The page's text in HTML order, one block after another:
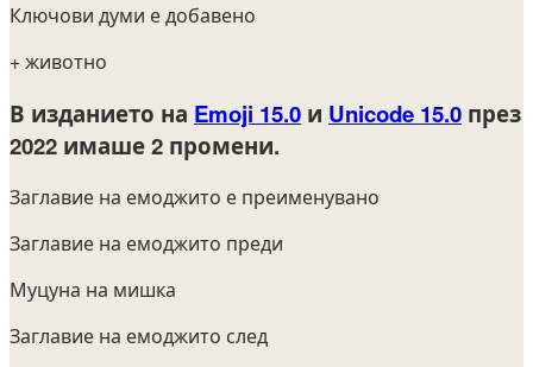
Ключови думи е добавено
+ животно
В изданието на Emoji 15.0 и Unicode 15.0 през
2022 имаше 2 промени.
Заглавие на емоджито е преименувано
Заглавие на емоджито преди
Муцуна на мишка
Заглавие на емоджито след